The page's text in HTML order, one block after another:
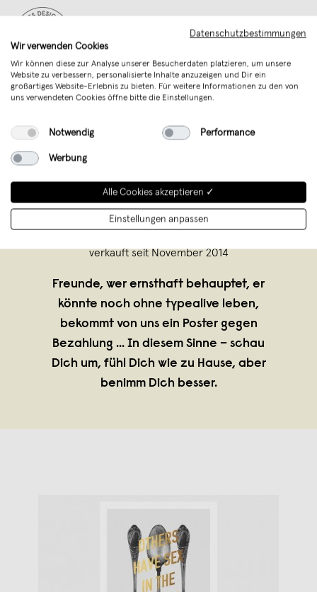
Design aus Deutschland
verkauft seit November 2014
Freunde, wer ernsthaft behauptet, er
könnte noch ohne typealive leben,
bekommt von uns ein Poster gegen
Bezahlung ... In diesem Sinne – schau
Dich um, fühl Dich wie zu Hause, aber
benimm Dich besser.
Datenschutzbestimmungen
Wir verwenden Cookies
Wir können diese zur Analyse unserer Besucherdaten platzieren, um unsere
Website zu verbessern, personalisierte Inhalte anzuzeigen und Dir ein
großartiges Website-Erlebnis zu bieten. Für weitere Informationen zu den von
uns verwendeten Cookies öffne bitte die Einstellungen.
Notwendig Performance
Werbung
Alle Cookies akzeptieren ✓
Einstellungen anpassen